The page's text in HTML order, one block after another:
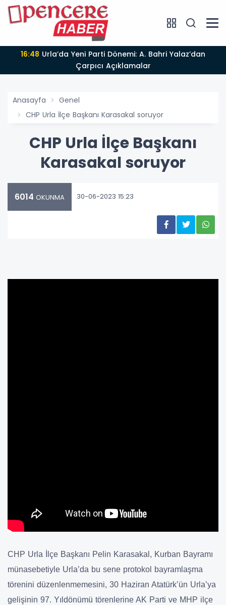
16:48
Çarpıcı Açıklamalar
Anasayfa
Genel
CHP Urla İlçe Başkanı Karasakal soruyor
CHP Urla İlçe Başkanı
Karasakal soruyor
6014 OKUNMA 30-06-2023 15:23
CHP Urla İlçe Başkanı Pelin Karasakal, Kurban Bayramı
münasebetiyle Urla’da bu sene protokol bayramlaşma
törenini düzenlenmemesini, 30 Haziran Atatürk’ün Urla’ya
gelişinin 97. Yıldönümü törenlerine AK Parti ve MHP ilçe